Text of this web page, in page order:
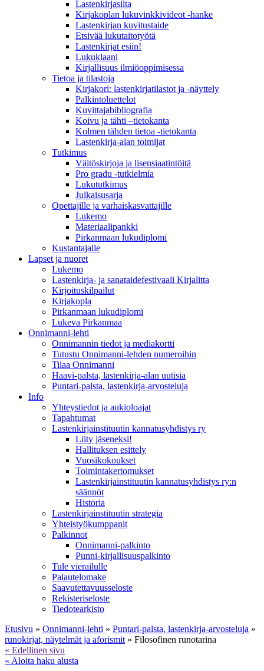
Lastenkirjasilta
Kirjakoplan lukuvinkkivideot -hanke
Lastenkirjan kuvitustaide
Etsivää lukutaitotyötä
Lastenkirjat esiin!
Lukuklaani
Kirjallisuus ilmiöoppimisessa
Tietoa ja tilastoja
Kirjakori: lastenkirjatilastot ja -näyttely
Palkintoluettelot
Kuvittaja­bibliografia
Koivu ja tähti –tietokanta
Kolmen tähden tietoa -tietokanta
Lastenkirja-alan toimijat
Tutkimus
Väitöskirjoja ja lisensiaatintöitä
Pro gradu -tutkielmia
Lukututkimus
Julkaisusarja
Opettajille ja varhaiskasvattajille
Lukemo
Materiaalipankki
Pirkanmaan lukudiplomi
Kustantajalle
Lapset ja nuoret
Lukemo
Lastenkirja- ja sanataidefestivaali Kirjalitta
Kirjoituskilpailut
Kirjakopla
Pirkanmaan lukudiplomi
Lukeva Pirkanmaa
Onnimanni-lehti
Onnimannin tiedot ja mediakortti
Tutustu Onnimanni-lehden numeroihin
Tilaa Onnimanni
Haavi-palsta, lastenkirja-alan uutisia
Puntari-palsta, lastenkirja-arvosteluja
Info
Yhteystiedot ja aukioloajat
Tapahtumat
Lastenkirjainstituutin kannatusyhdistys ry
Liity jäseneksi!
Hallituksen esittely
Vuosikokoukset
Toimintakertomukset
Lastenkirjainstituutin kannatusyhdistys ry:n
säännöt
Historia
Lastenkirjainstituutin strategia
Yhteistyökumppanit
Palkinnot
Onnimanni-palkinto
Punni-kirjallisuuspalkinto
Tule vierailulle
Palautelomake
Saavutettavuusseloste
Rekisteriseloste
Tiedotearkisto
Etusivu » Onnimanni-lehti » Puntari-palsta, lastenkirja-arvosteluja »
runokirjat, näytelmät ja aforismit » Filosofinen runotarina
« Edellinen sivu
« Aloita haku alusta